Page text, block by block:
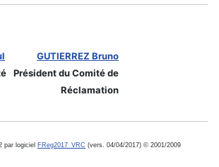
GUTIERREZ Bruno
Président du Comité de
Réclamation
par logiciel FReg2017_VRC (vers. 04/04/2017) © 2001/2009